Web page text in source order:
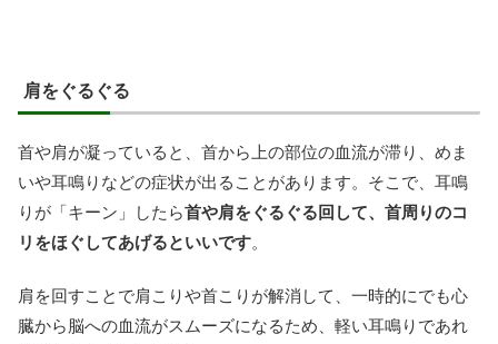
肩をぐるぐる
首や肩が凝っていると、首から上の部位の血流が滞り、めま
いや耳鳴りなどの症状が出ることがあります。そこで、耳鳴
りが「キーン」したら首や肩をぐるぐる回して、首周りのコ
リをほぐしてあげるといいです。
肩を回すことで肩こりや首こりが解消して、一時的にでも心
臓から脳への血流がスムーズになるため、軽い耳鳴りであれ